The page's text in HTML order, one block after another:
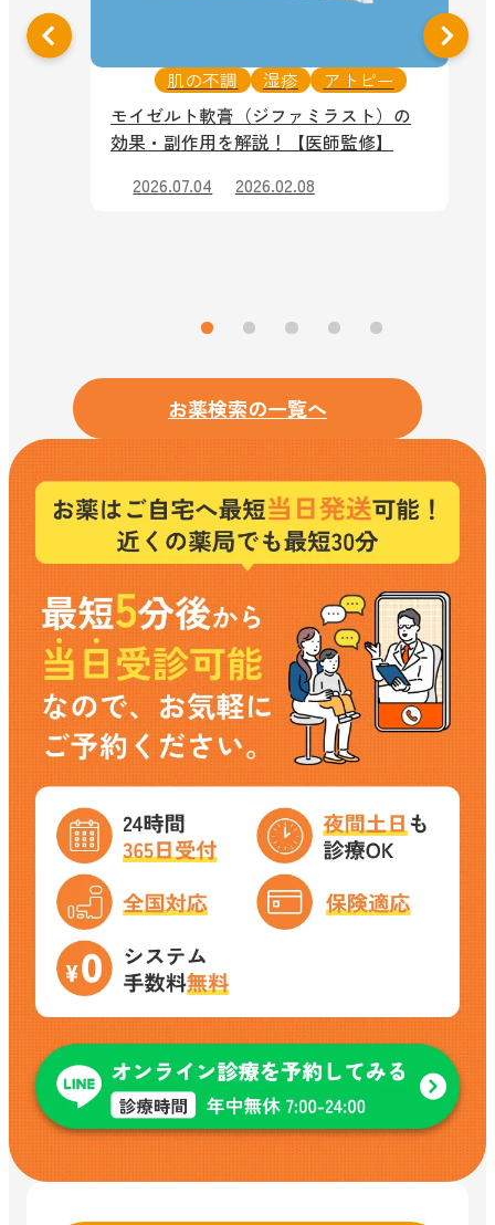
肌の不調 湿疹
アトピー
モイゼルト軟膏（ジファミラスト）の
効果・副作用を解説！【医師監修】
2026.07.04
2026.02.08
お薬検索の一覧へ